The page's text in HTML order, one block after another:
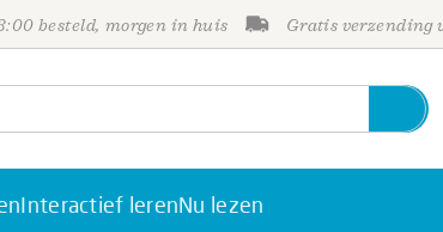
besteld, morgen in huis Gratis verzending
Interactief lerenNu lezen